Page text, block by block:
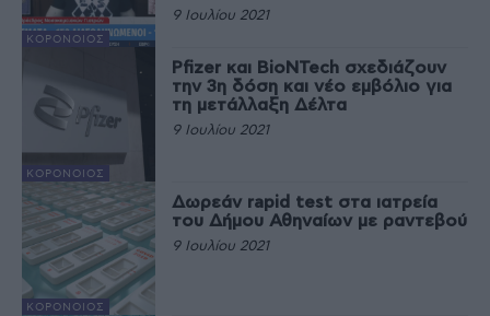
ΚΟΡΟΝΟΙΌΣ
9 Ιουλίου 2021
ΚΟΡΟΝΟΙΌΣ
Pfizer και BioNTech σχεδιάζουν
την 3η δόση και νέο εμβόλιο για
τη μετάλλαξη Δέλτα
9 Ιουλίου 2021
ΚΟΡΟΝΟΙΌΣ
Δωρεάν rapid test στα ιατρεία
του Δήμου Αθηναίων με ραντεβού
9 Ιουλίου 2021